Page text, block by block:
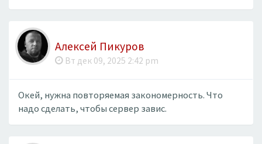
Алексей Пикуров
Вт дек 09, 2025 2:42 pm
Окей, нужна повторяемая закономерность. Что
надо сделать, чтобы сервер завис.